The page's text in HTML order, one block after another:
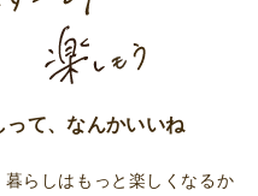
って、なんかいいね
らしはもっと楽しくなるか